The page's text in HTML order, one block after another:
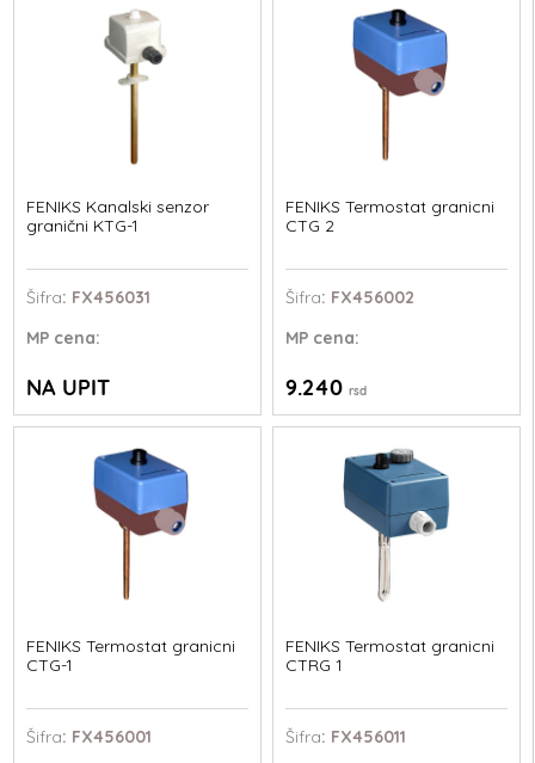
FENIKS Kanalski senzor
granični KTG-1
Šifra: FX456031
MP cena:
NA UPIT
FENIKS Termostat granicni
CTG 2
Šifra: FX456002
MPcena:
9.240 rsd
FENIKS Termostat granicni
CTG-1
Šifra: FX456001
FENIKS Termostat granicni
CTRG 1
Šifra: FX456011